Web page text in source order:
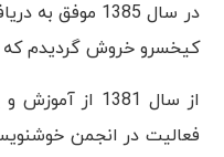
در سال 1385
کیخسرو خروش گردیدم که
از سال 1381
فعالیت در انجمن